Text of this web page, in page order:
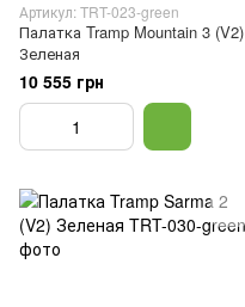
Артикул: TRT-023-green
Палатка Tramp Mountain 3 (V2)
Зеленая
10 555 грн